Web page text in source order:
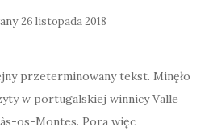
26 listopada 2018
przeterminowany tekst. Minęło
w portugalskiej winnicy Valle
os-Montes. Pora więc